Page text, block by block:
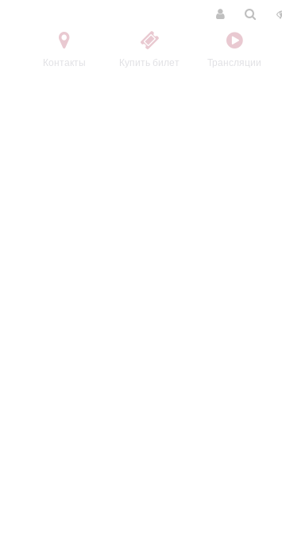
Контакты Купить билет Трансляции